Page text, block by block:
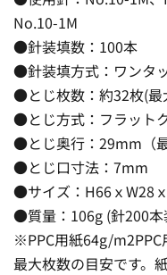
No.10-1M
●針装填数：100本
●針装填方式：ワンタ
●とじ枚数：約32枚(
●とじ方式：フラット
●とじ奥行：29mm（最
●とじ口寸法：7mm
●サイズ：H66ｘW28ｘ
●質量：106g (針200本
※PPC用紙64g/
最大枚数の目安です。